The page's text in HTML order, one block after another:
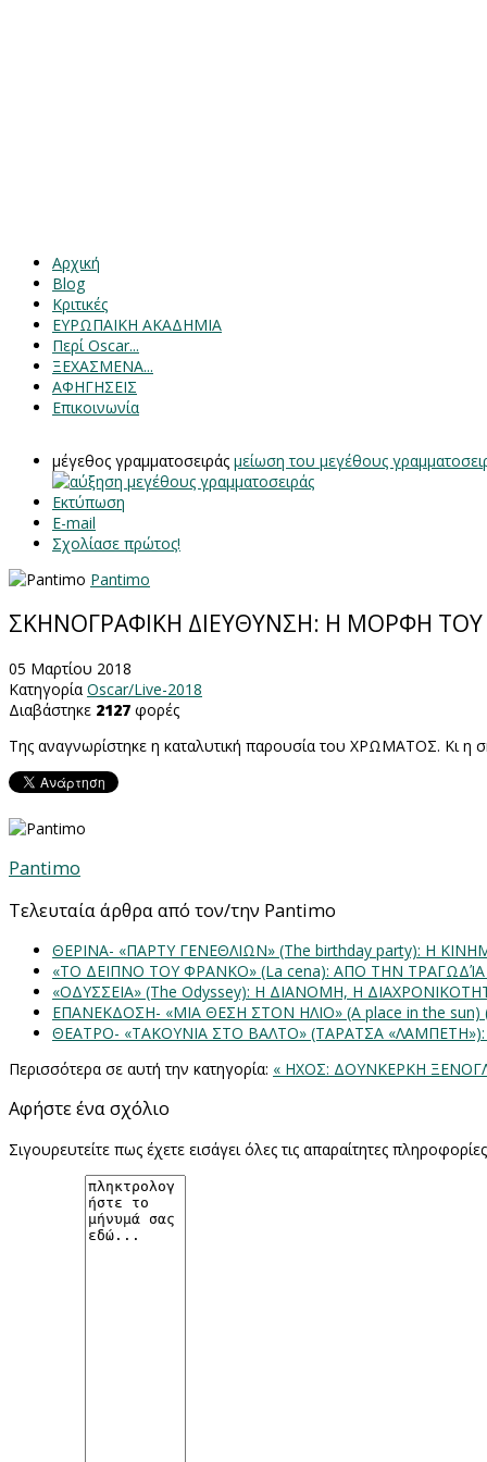
Αρχική
Blog
Κριτικές
ΕΥΡΩΠΑΙΚΗ ΑΚΑΔΗΜΙΑ
Περί Oscar...
ΞΕΧΑΣΜΕΝΑ...
ΑΦΗΓΗΣΕΙΣ
Επικοινωνία
μέγεθος γραμματοσειράς μείωση του μεγέθους
Εκτύπωση
E-mail
Σχολίασε πρώτος!
Pantimo
ΣΚΗΝΟΓΡΑΦΙΚΗ ΔΙΕΥΘΥΝΣΗ: Η ΜΟΡΦΗ
05 Μαρτίου 2018
Κατηγορία Oscar/Live-2018
Διαβάστηκε 2127 φορές
Της αναγνωρίστηκε η καταλυτική παρουσία του ΧΡΩΜΑΤΟΣ. Κι η
Pantimo
Τελευταία άρθρα από τον/την Pantimo
ΘΕΡΙΝΑ- «ΠΑΡΤΥ ΓΕΝΕΘΛΙΩΝ» (The birthday party): H
«ΤΟ ΔΕΙΠΝΟ ΤΟΥ ΦΡΑΝΚΟ» (La cena): ΑΠΟ ΤΗΝ
«ΟΔΥΣΣΕΙΑ» (The Odyssey): Η ΔΙΑΝΟΜΗ, Η
ΕΠΑΝΕΚΔΟΣΗ- «ΜΙΑ ΘΕΣΗ ΣΤΟΝ ΗΛΙΟ» (Α place in the
ΘΕΑΤΡΟ- «ΤΑΚΟΥΝΙΑ ΣΤΟ ΒΑΛΤΟ» (ΤΑΡΑΤΣΑ
Περισσότερα σε αυτή την κατηγορία: « ΗΧΟΣ: ΔΟΥΝΚΕΡΚΗ
Αφήστε ένα σχόλιο
Σιγουρευτείτε πως έχετε εισάγει όλες τις απαραίτητες